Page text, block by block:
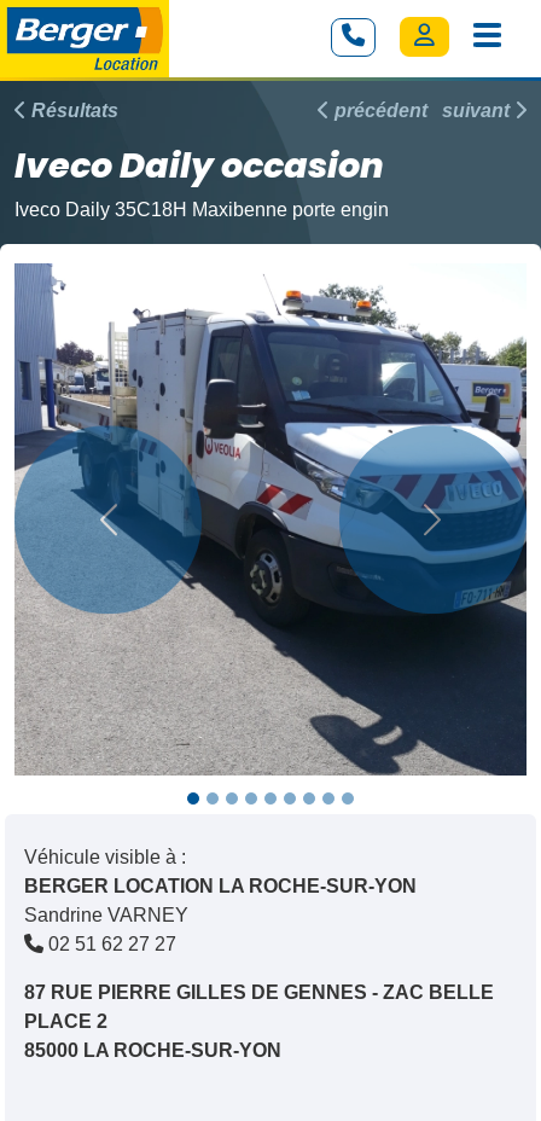
Résultats précédent suivant
Iveco Daily occasion
Iveco Daily 35C18H Maxibenne porte engin
Précédent Suivant
Véhicule visible à :
BERGER LOCATION LA ROCHE-SUR-YON
Sandrine VARNEY
02 51 62 27 27
87 RUE PIERRE GILLES DE GENNES - ZAC BELLE
PLACE 2
85000 LA ROCHE-SUR-YON